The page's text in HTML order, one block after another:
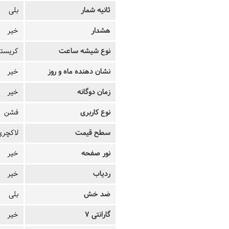
ثانیه شمار
بلی
هشدار
خیر
نوع شیشه ساعت
نشان دهنده ماه و روز
خیر
زمان دوگانه
خیر
نوع کاربری
فشن
سطح قیمت
نور صفحه
خیر
ردیاب
خیر
ضد خش
بلی
گارانتی 7
خیر